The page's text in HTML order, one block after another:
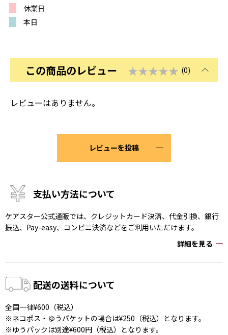
休業日
本日
この商品のレビュー ★★★★★ (0)
レビューはありません。
レビューを投稿
支払い方法について
ケアスター公式通販では、クレジットカード決済、代金引換、銀行
振込、Pay-easy、コンビニ決済などをご利用いただけます。
詳細を見る
配送の送料について
全国一律¥600（税込）
※ネコポス・ゆうパケットの場合は¥250（税込）となります。
※ゆうパックは別途¥600円（税込）となります。